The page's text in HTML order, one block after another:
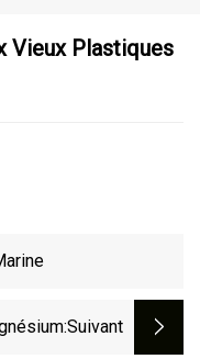
Vieux Plastiques
:suivant